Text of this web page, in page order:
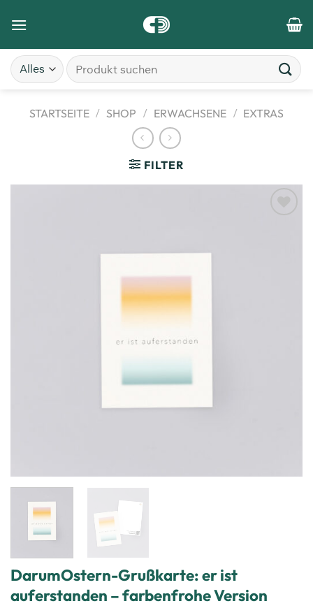
STARTSEITE / SHOP / ERWACHSENE / EXTRAS
FILTER
DarumOstern-Grußkarte: er ist
auferstanden – farbenfrohe Version